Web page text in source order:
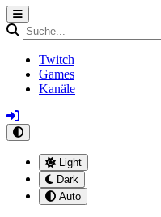
Twitch
Games
Kanäle
Light
Dark
Auto